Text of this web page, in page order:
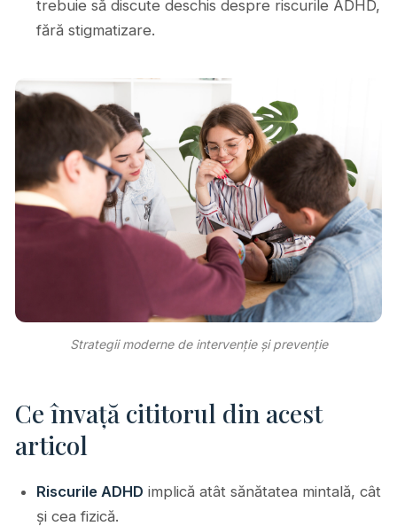
trebuie să discute deschis despre riscurile ADHD,
fără stigmatizare.
Strategii moderne de intervenție și prevenție
Ce învață cititorul din acest
articol
Riscurile ADHD implică atât sănătatea mintală, cât
și cea fizică.